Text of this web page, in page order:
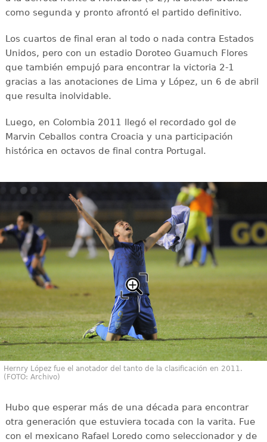
como segunda y pronto afrontó el partido definitivo.
Los cuartos de final eran al todo o nada contra Estados
Unidos, pero con un estadio Doroteo Guamuch Flores
que también empujó para encontrar la victoria 2-1
gracias a las anotaciones de Lima y López, un 6 de abril
que resulta inolvidable.
Luego, en Colombia 2011 llegó el recordado gol de
Marvin Ceballos contra Croacia y una participación
histórica en octavos de final contra Portugal.
Hernry López fue el anotador del tanto de la clasificación en 2011.
(FOTO: Archivo)
Hubo que esperar más de una década para encontrar
otra generación que estuviera tocada con la varita. Fue
con el mexicano Rafael Loredo como seleccionador y de